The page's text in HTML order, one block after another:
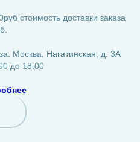
стоимость доставки заказа
Москва, Нагатинская, д. 3А
до 18:00